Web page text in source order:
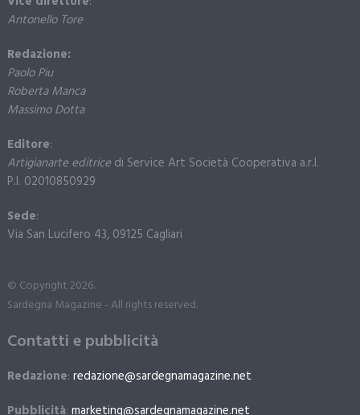
Antonello Tore
Redazione:
Paolo Piu
Roberta Manca
Massimo Dotta
Editore:
Artigianarte editricedi Service Art Società Cooperativa a.r.l.
P.I. 02010850929
Sede:
Via San Lucifero 43, 09125 Cagliari
© Copyright 2026.
Sardegna Magazine - All rights reserved.
Contatti e pubblicità
Redazione: redazione@sardegnamagazine.net
Pubblicità: marketing@sardegnamagazine.net